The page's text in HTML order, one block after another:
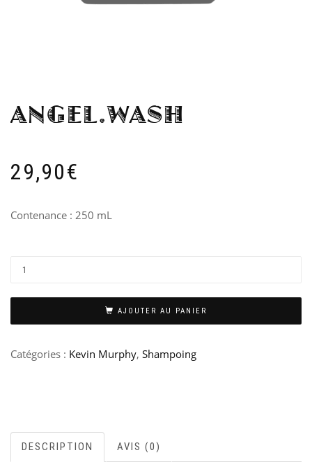
ANGEL.WASH
29,90€
Contenance : 250 mL
AJOUTER AU PANIER
Catégories : Kevin Murphy, Shampoing
DESCRIPTION AVIS (0)